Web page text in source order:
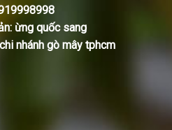
ừng quốc sang
nhánh gò mây tphcm